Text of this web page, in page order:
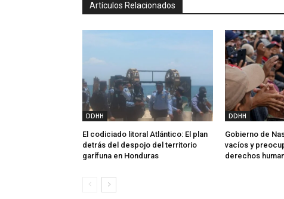
Artículos Relacionados
DDHH
El codiciado litoral Atlántico: El plan
detrás del despojo del territorio
garífuna en Honduras
DDHH
Gobierno de
vacíos y
derechos